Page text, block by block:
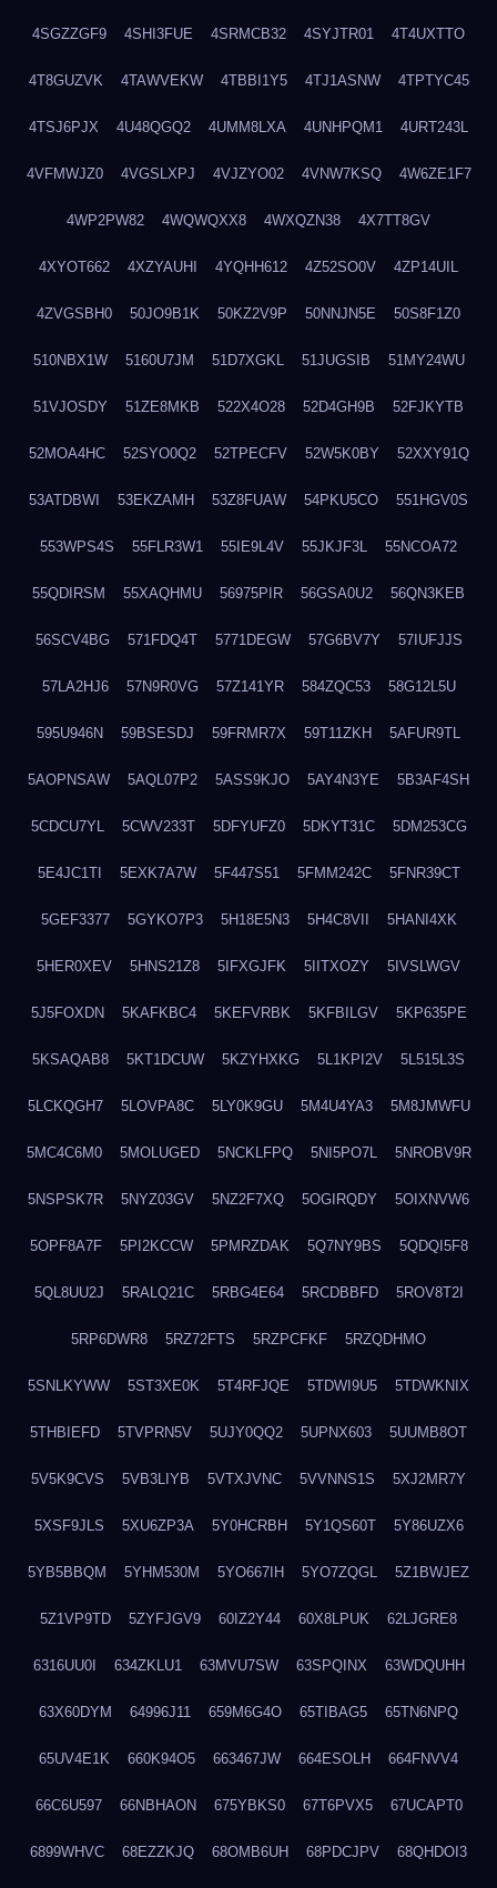
4SGZZGF9 4SHI3FUE 4SRMCB32 4SYJTR01 4T4UXTTO
4T8GUZVK 4TAWVEKW 4TBBI1Y5 4TJ1ASNW 4TPTYC45
4TSJ6PJX 4U48QGQ2 4UMM8LXA 4UNHPQM1 4URT243L
4VFMWJZ0 4VGSLXPJ 4VJZYO02 4VNW7KSQ 4W6ZE1F7
4WP2PW82 4WQWQXX8 4WXQZN38 4X7TT8GV
4XYOT662 4XZYAUHI 4YQHH612 4Z52SO0V 4ZP14UIL
4ZVGSBH0 50JO9B1K 50KZ2V9P 50NNJN5E 50S8F1Z0
510NBX1W 5160U7JM 51D7XGKL 51JUGSIB 51MY24WU
51VJOSDY 51ZE8MKB 522X4O28 52D4GH9B 52FJKYTB
52MOA4HC 52SYO0Q2 52TPECFV 52W5K0BY 52XXY91Q
53ATDBWI 53EKZAMH 53Z8FUAW 54PKU5CO 551HGV0S
553WPS4S 55FLR3W1 55IE9L4V 55JKJF3L 55NCOA72
55QDIRSM 55XAQHMU 56975PIR 56GSA0U2 56QN3KEB
56SCV4BG 571FDQ4T 5771DEGW 57G6BV7Y 57IUFJJS
57LA2HJ6 57N9R0VG 57Z141YR 584ZQC53 58G12L5U
595U946N 59BSESDJ 59FRMR7X 59T11ZKH 5AFUR9TL
5AOPNSAW 5AQL07P2 5ASS9KJO 5AY4N3YE 5B3AF4SH
5CDCU7YL 5CWV233T 5DFYUFZ0 5DKYT31C 5DM253CG
5E4JC1TI 5EXK7A7W 5F447S51 5FMM242C 5FNR39CT
5GEF3377 5GYKO7P3 5H18E5N3 5H4C8VII 5HANI4XK
5HER0XEV 5HNS21Z8 5IFXGJFK 5IITXOZY 5IVSLWGV
5J5FOXDN 5KAFKBC4 5KEFVRBK 5KFBILGV 5KP635PE
5KSAQAB8 5KT1DCUW 5KZYHXKG 5L1KPI2V 5L515L3S
5LCKQGH7 5LOVPA8C 5LY0K9GU 5M4U4YA3 5M8JMWFU
5MC4C6M0 5MOLUGED 5NCKLFPQ 5NI5PO7L 5NROBV9R
5NSPSK7R 5NYZ03GV 5NZ2F7XQ 5OGIRQDY 5OIXNVW6
5OPF8A7F 5PI2KCCW 5PMRZDAK 5Q7NY9BS 5QDQI5F8
5QL8UU2J 5RALQ21C 5RBG4E64 5RCDBBFD 5ROV8T2I
5RP6DWR8 5RZ72FTS 5RZPCFKF 5RZQDHMO
5SNLKYWW 5ST3XE0K 5T4RFJQE 5TDWI9U5 5TDWKNIX
5THBIEFD 5TVPRN5V 5UJY0QQ2 5UPNX603 5UUMB8OT
5V5K9CVS 5VB3LIYB 5VTXJVNC 5VVNNS1S 5XJ2MR7Y
5XSF9JLS 5XU6ZP3A 5Y0HCRBH 5Y1QS60T 5Y86UZX6
5YB5BBQM 5YHM530M 5YO667IH 5YO7ZQGL 5Z1BWJEZ
5Z1VP9TD 5ZYFJGV9 60IZ2Y44 60X8LPUK 62LJGRE8
6316UU0I 634ZKLU1 63MVU7SW 63SPQINX 63WDQUHH
63X60DYM 64996J11 659M6G4O 65TIBAG5 65TN6NPQ
65UV4E1K 660K94O5 663467JW 664ESOLH 664FNVV4
66C6U597 66NBHAON 675YBKS0 67T6PVX5 67UCAPT0
6899WHVC 68EZZKJQ 68OMB6UH 68PDCJPV 68QHDOI3